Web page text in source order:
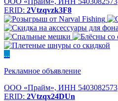
ERID: 2Vtzqvzk3F8
...
Рекламное объявление
ООО «Прайм», ИНН 5403082573
ERID: 2Vtzqx24DUn